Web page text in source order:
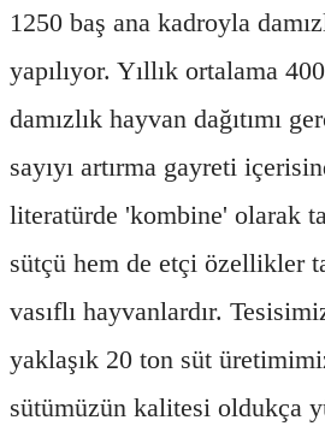
1250 baş ana kadroyla
yapılıyor. Yıllık ortalama
damızlık hayvan dağıtımı
sayıyı artırma gayreti
literatürde 'kombine' olarak
sütçü hem de etçi özellikler
vasıflı hayvanlardır.
yaklaşık 20 ton süt
sütümüzün kalitesi oldukça